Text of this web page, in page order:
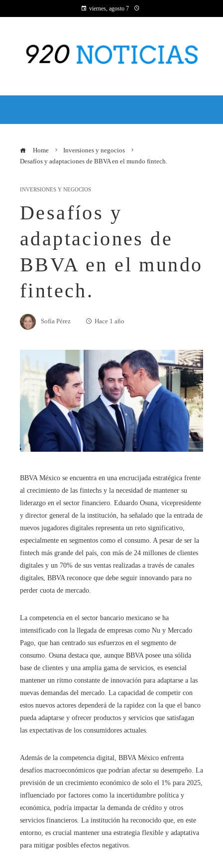
viernes, agosto 7
Home
Inversiones y negocios
Desafíos y adaptaciones de BBVA en el mundo fintech.
INVERSIONES Y NEGOCIOS
Desafíos y
adaptaciones de
BBVA en el mundo
fintech.
Sofía Pérez Hace 1 año
BBVA México se encuentra en una encrucijada estratégica frente
al crecimiento de las fintechs y la necesidad de mantener su
liderazgo en el sector financiero. Eduardo Osuna, vicepresidente
y director general de la institución, ha señalado que la entrada de
nuevos jugadores digitales representa un reto significativo,
especialmente en segmentos como el consumo. A pesar de ser la
fintech más grande del país, con más de 24 millones de clientes
digitales y un 70% de sus ventas realizadas a través de canales
digitales, BBVA reconoce que debe seguir innovando para no
perder cuota de mercado.
La competencia en el sector bancario mexicano se ha
intensificado con la llegada de empresas como Nu y Mercado
Pago, que han centrado sus esfuerzos en el segmento de
consumo. Osuna destaca que, aunque BBVA posee una sólida
base de clientes y una amplia gama de servicios, es esencial
mantener un ritmo constante de innovación para adaptarse a las
nuevas demandas del mercado. La capacidad de competir con
estos nuevos actores dependerá de la rapidez con la que el banco
pueda adaptarse y ofrecer productos y servicios que satisfagan
las expectativas de los consumidores actuales.
Además de la competencia digital, BBVA México enfrenta
desafíos macroeconómicos que podrían afectar su desempeño. La
previsión de un crecimiento económico de solo el 1% para 2025,
influenciado por factores como la incertidumbre política y
económica, podría impactar la demanda de crédito y otros
servicios financieros. La institución ha reconocido que, en este
entorno, es crucial mantener una estrategia flexible y adaptativa
para mitigar posibles efectos negativos.